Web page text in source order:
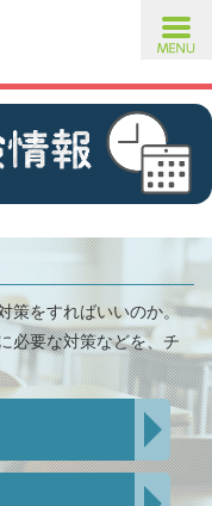
策をすればいいのか。
必要な対策などを、チ